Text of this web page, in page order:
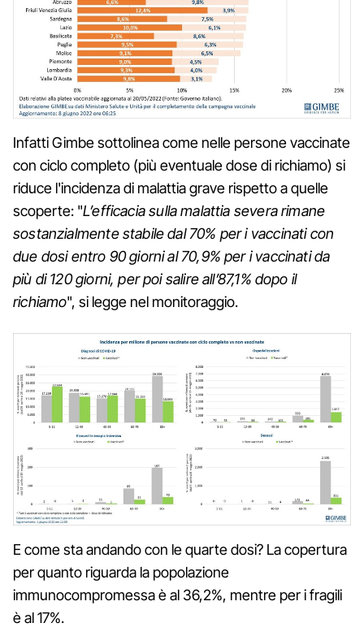
Infatti Gimbe sottolinea come nelle persone vaccinate
con ciclo completo (più eventuale dose di richiamo) si
riduce l'incidenza di malattia grave rispetto a quelle
scoperte: "L’efficacia sulla malattia severa rimane
sostanzialmente stabile dal 70% per i vaccinati con
due dosi entro 90 giorni al 70,9% per i vaccinati da
più di 120 giorni, per poi salire all’87,1% dopo il
richiamo", si legge nel monitoraggio.
E come sta andando con le quarte dosi? La copertura
per quanto riguarda la popolazione
immunocompromessa è al 36,2%, mentre per i fragili
è al 17%.